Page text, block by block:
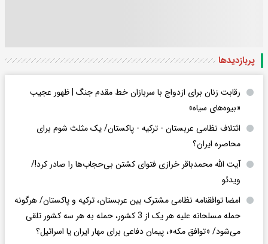
پربازدید‌ها
رقابت زنان برای ازدواج با سربازان خط مقدم جنگ | ظهور عجیب
«بیوه‌های سیاه»
ائتلاف نظامی عربستان - ترکیه - پاکستان/ یک مثلث شوم برای
محاصره ایران؟
آیت الله محمدباقر خرازی فتوای کشتن بی‌حجاب‌ها را صادر کرد!/
ویدئو
امضا توافقنامه نظامی مشترک بین عربستان، ترکیه و پاکستان/ هرگونه
حمله مسلحانه علیه هر یک از 3 کشور، حمله به هر سه کشور تلقی
می‌شود/ «توافق مکه»، پیمان دفاعی برای مهار ایران یا اسرائیل؟